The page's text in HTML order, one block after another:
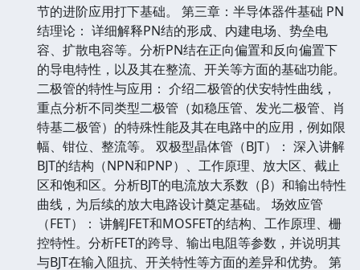
节的进阶应用打下基础。 第三章：半导体器件基础 PN
结理论： 详细解释PN结的形成、内建电场、势垒电
容、扩散电容等。分析PN结在正向偏置和反向偏置下
的导电特性，以及其在整流、开关等方面的基础功能。
二极管的特性与应用： 介绍二极管的伏安特性曲线，
重点分析不同类型二极管（如稳压管、发光二极管、肖
特基二极管）的特殊性能及其在电路中的应用，例如限
幅、钳位、整流等。 双极型晶体管（BJT）： 深入讲解
BJT的结构（NPN和PNP）、工作原理、放大区、截止
区和饱和区。分析BJT的电流放大系数（β）和输出特性
曲线，为后续的放大电路设计奠定基础。 场效应管
（FET）： 讲解JFET和MOSFET的结构、工作原理、栅
控特性。分析FET的跨导、输出电阻等参数，并说明其
与BJT在输入阻抗、开关特性等方面的差异和优势。 第